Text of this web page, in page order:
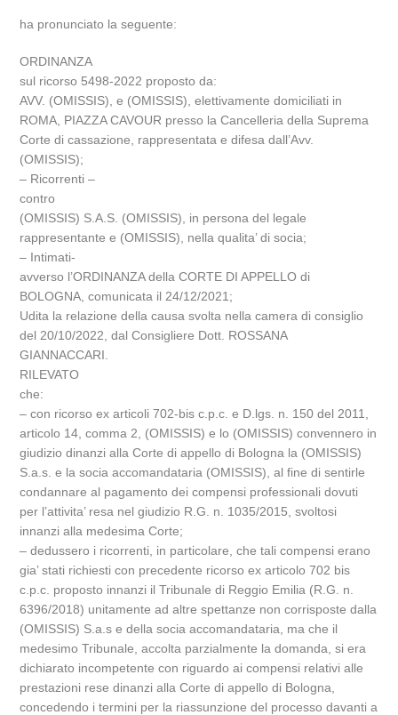
ha pronunciato la seguente:
ORDINANZA
sul ricorso 5498-2022 proposto da:
AVV. (OMISSIS), e (OMISSIS), elettivamente domiciliati in
ROMA, PIAZZA CAVOUR presso la Cancelleria della Suprema
Corte di cassazione, rappresentata e difesa dall’Avv.
(OMISSIS);
– Ricorrenti –
contro
(OMISSIS) S.A.S. (OMISSIS), in persona del legale
rappresentante e (OMISSIS), nella qualita’ di socia;
– Intimati-
avverso l’ORDINANZA della CORTE DI APPELLO di
BOLOGNA, comunicata il 24/12/2021;
Udita la relazione della causa svolta nella camera di consiglio
del 20/10/2022, dal Consigliere Dott. ROSSANA
GIANNACCARI.
RILEVATO
che:
– con ricorso ex articoli 702-bis c.p.c. e D.lgs. n. 150 del 2011,
articolo 14, comma 2, (OMISSIS) e lo (OMISSIS) convennero in
giudizio dinanzi alla Corte di appello di Bologna la (OMISSIS)
S.a.s. e la socia accomandataria (OMISSIS), al fine di sentirle
condannare al pagamento dei compensi professionali dovuti
per l’attivita’ resa nel giudizio R.G. n. 1035/2015, svoltosi
innanzi alla medesima Corte;
– dedussero i ricorrenti, in particolare, che tali compensi erano
gia’ stati richiesti con precedente ricorso ex articolo 702 bis
c.p.c. proposto innanzi il Tribunale di Reggio Emilia (R.G. n.
6396/2018) unitamente ad altre spettanze non corrisposte dalla
(OMISSIS) S.a.s e della socia accomandataria, ma che il
medesimo Tribunale, accolta parzialmente la domanda, si era
dichiarato incompetente con riguardo ai compensi relativi alle
prestazioni rese dinanzi alla Corte di appello di Bologna,
concedendo i termini per la riassunzione del processo davanti a